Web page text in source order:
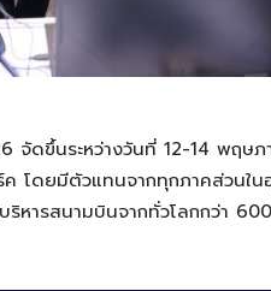
จัดขึ้นระหว่างวันที่ 12-14 พฤษ
โดยมีตัวแทนจากทุกภาคส่วนใน
หารสนามบินจากทั่วโลกกว่า